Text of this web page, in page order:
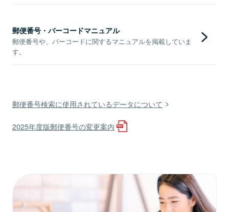
郵便番号・バーコードマニュアル
郵便番号や、バーコードに関するマニュアルを掲載していま
す。
郵便番号検索に使用されているデータについて
2025年度版郵便番号の変更案内